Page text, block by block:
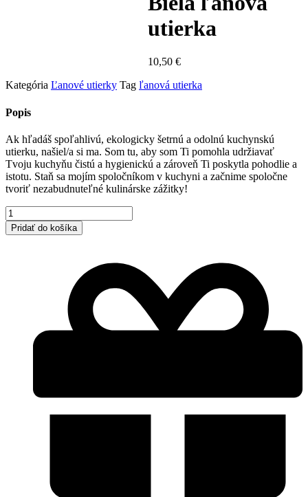
utierka
10,50€
Kategória Ľanové utierky Tag ľanová utierka
Popis
Ak hľadáš spoľahlivú, ekologicky šetrnú a odolnú kuchynskú
utierku, našiel/a si ma. Som tu, aby som Ti pomohla udržiavať
Tvoju kuchyňu čistú a hygienickú a zároveň Ti poskytla pohodlie a
istotu. Staň sa mojím spoločníkom v kuchyni a začnime spoločne
tvoriť nezabudnuteľné kulinárske zážitky!
množstvo
Biela
ľanová
Pridať do košíka